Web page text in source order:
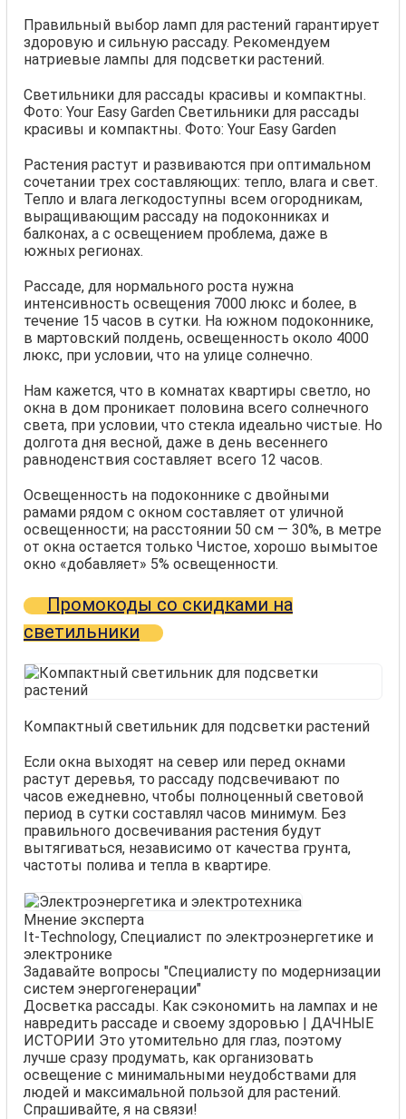
Правильный выбор ламп для растений гарантирует
здоровую и сильную рассаду. Рекомендуем
натриевые лампы для подсветки растений.
Светильники для рассады красивы и компактны.
Фото: Your Easy Garden Светильники для рассады
красивы и компактны. Фото: Your Easy Garden
Растения растут и развиваются при оптимальном
сочетании трех составляющих: тепло, влага и свет.
Тепло и влага легкодоступны всем огородникам,
выращивающим рассаду на подоконниках и
балконах, а с освещением проблема, даже в
южных регионах.
Рассаде, для нормального роста нужна
интенсивность освещения 7000 люкс и более, в
течение 15 часов в сутки. На южном подоконнике,
в мартовский полдень, освещенность около 4000
люкс, при условии, что на улице солнечно.
Нам кажется, что в комнатах квартиры светло, но
окна в дом проникает половина всего солнечного
света, при условии, что стекла идеально чистые. Но
долгота дня весной, даже в день весеннего
равноденствия составляет всего 12 часов.
Освещенность на подоконнике с двойными
рамами рядом с окном составляет от уличной
освещенности; на расстоянии 50 см — 30%, в метре
от окна остается только Чистое, хорошо вымытое
окно «добавляет» 5% освещенности.
Промокоды со скидками на
светильники
Компактный светильник для подсветки растений
Если окна выходят на север или перед окнами
растут деревья, то рассаду подсвечивают по
часов ежедневно, чтобы полноценный световой
период в сутки составлял часов минимум. Без
правильного досвечивания растения будут
вытягиваться, независимо от качества грунта,
частоты полива и тепла в квартире.
Мнение эксперта
It-Technology, Cпециалист по электроэнергетике и
электронике
Задавайте вопросы "Специалисту по модернизации
систем энергогенерации"
Досветка рассады. Как сэкономить на лампах и не
навредить рассаде и своему здоровью | ДАЧНЫЕ
ИСТОРИИ Это утомительно для глаз, поэтому
лучше сразу продумать, как организовать
освещение с минимальными неудобствами для
людей и максимальной пользой для растений.
Спрашивайте, я на связи!